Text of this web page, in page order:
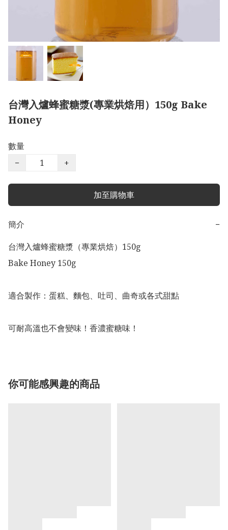
台灣入爐蜂蜜糖漿(專業烘焙用）150g Bake
Honey
數量
−
+
加至購物車
簡介
−
台灣入爐蜂蜜糖漿（專業烘焙）150g
Bake Honey 150g
適合製作：蛋糕、麵包、吐司、曲奇或各式甜點
可耐高溫也不會變味！香濃蜜糖味！
你可能感興趣的商品